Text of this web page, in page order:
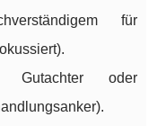
für
oder